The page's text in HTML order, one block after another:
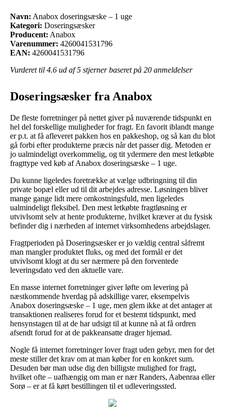
Navn: Anabox doseringsæske – 1 uge
Kategori: Doseringsæsker
Producent: Anabox
Varenummer: 4260041531796
EAN: 4260041531796
Vurderet til 4.6 ud af 5 stjerner baseret på 20 anmeldelser
Doseringsæsker fra Anabox
De fleste forretninger på nettet giver på nuværende tidspunkt en
hel del forskellige muligheder for fragt. En favorit iblandt mange
er p.t. at få afleveret pakken hos en pakkeshop, og så kan du blot
gå forbi efter produkterne præcis når det passer dig. Metoden er
jo ualmindeligt overkommelig, og tit ydermere den mest letkøbte
fragttype ved køb af Anabox doseringsæske – 1 uge.
Du kunne ligeledes foretrække at vælge udbringning til din
private bopæl eller ud til dit arbejdes adresse. Løsningen bliver
mange gange lidt mere omkostningsfuld, men ligeledes
ualmindeligt fleksibel. Den mest letkøbte fragtløsning er
utvivlsomt selv at hente produkterne, hvilket kræver at du fysisk
befinder dig i nærheden af internet virksomhedens arbejdslager.
Fragtperioden på Doseringsæsker er jo vældig central såfremt
man mangler produktet fluks, og med det formål er det
utvivlsomt klogt at du ser nærmere på den forventede
leveringsdato ved den aktuelle vare.
En masse internet forretninger giver løfte om levering på
næstkommende hverdag på adskillige varer, eksempelvis
Anabox doseringsæske – 1 uge, men glem ikke at det antager at
transaktionen realiseres forud for et bestemt tidspunkt, med
hensynstagen til at de har udsigt til at kunne nå at få ordren
afsendt forud for at de pakkeansatte drager hjemad.
Nogle få internet forretninger lover fragt uden gebyr, men for det
meste stiller det krav om at man køber for en konkret sum.
Desuden bør man udse dig den billigste mulighed for fragt,
hvilket ofte – uafhængig om man er nær Randers, Aabenraa eller
Sorø – er at få kørt bestillingen til et udleveringssted.